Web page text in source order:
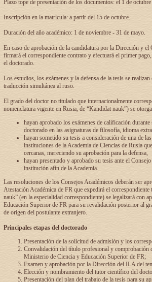
Plazo tope de presentación de los documentos: el 1 de
Inscripción en la matricula: a partir del 15 de octubre.
Duración del año académico: 1 de noviembre - 31 de mayo.
En caso de aprobación de la candidatura por la Dirección y
firmará el correspondiente contrato y efectuará el primer
el doctorado.
Los estudios, los exámenes y la defensa de la tesis se
traducción simultánea al ruso.
El grado del doctor no titulado que internacionalmente
nomenclatura vigente en Rusia, de “Kandidat nauk”) se
hayan aprobado los exámenes de calificación
doctorado en las asignaturas de filosofía, idioma
hayan sometido su tesis a consideración de una de
instituciones de la Academia de Ciencias de Rusia
cercanas, mereciendo su aprobación para la defensa,
hayan presentado y aprobado su tesis ante el
institución afín de la Academia.
Las resoluciones de los Consejos Académicos deberán ser
Atestación Académica de FR que expedirá el
nauk” (en la especialidad correspondiente) se legalizará con
Educación Superior de FR para su revalidación posterior al
de origen del postulante extranjero.
Principales etapas del doctorado
Presentación de la solicitud de admisión y los
Convalidación del título profesional y comprobación
Ministerio de Ciencia y Educación Superior de FR;
Examen y aprobación por la Dirección del ILA del
Elección y nombramiento del tutor científico del
Presentación del plan del trabajo de la tesis para su